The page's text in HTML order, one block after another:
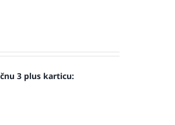
3 plus karticu: